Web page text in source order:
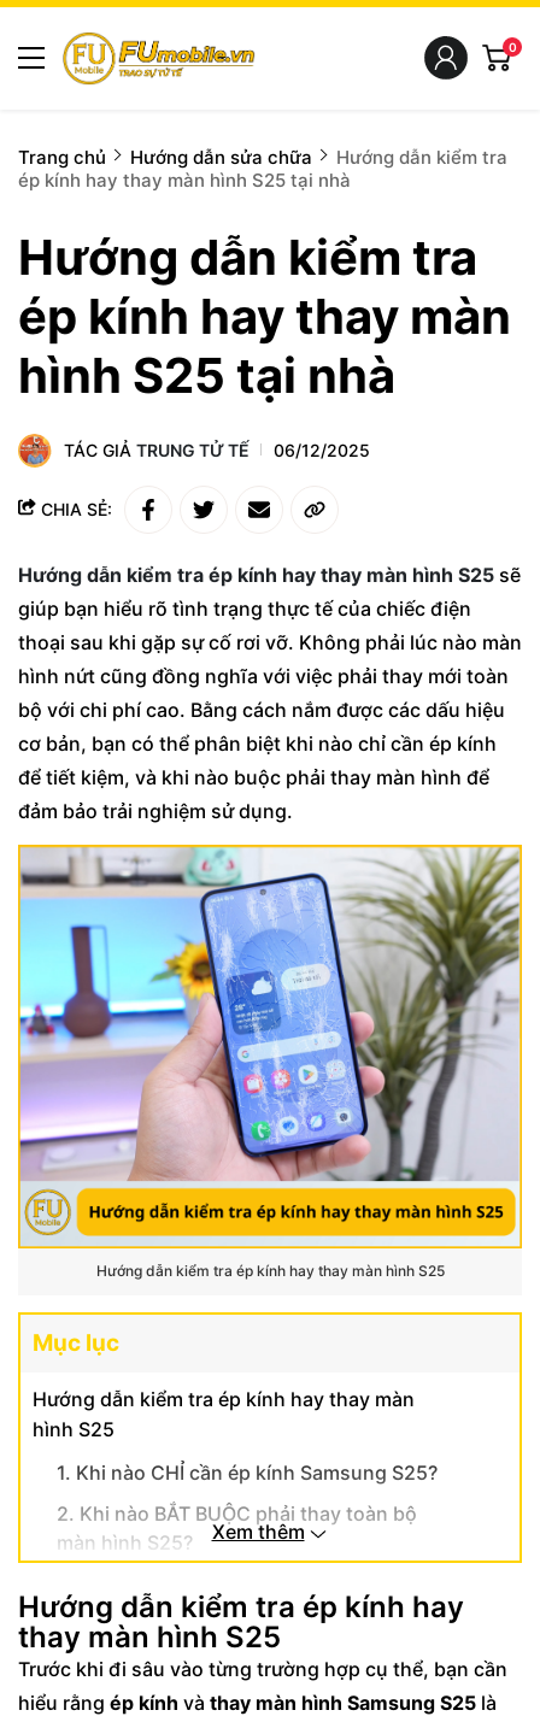
0
Trang chủ Hướng dẫn sửa chữa
Hướng dẫn kiểm tra
ép kính hay thay màn hình S25 tại nhà
Hướng dẫn kiểm tra
ép kính hay thay màn
hình S25 tại nhà
TÁC GIẢ TRUNG TỬ TẾ 06/12/2025
CHIA SẺ:
Hướng dẫn kiểm tra ép kính hay thay màn hình S25 sẽ
giúp bạn hiểu rõ tình trạng thực tế của chiếc điện
thoại sau khi gặp sự cố rơi vỡ. Không phải lúc nào màn
hình nứt cũng đồng nghĩa với việc phải thay mới toàn
bộ với chi phí cao. Bằng cách nắm được các dấu hiệu
cơ bản, bạn có thể phân biệt khi nào chỉ cần ép kính
để tiết kiệm, và khi nào buộc phải thay màn hình để
đảm bảo trải nghiệm sử dụng.
Hướng dẫn kiểm tra ép kính hay thay màn hình S25
Mục lục
Hướng dẫn kiểm tra ép kính hay thay màn
hình S25
1. Khi nào CHỈ cần ép kính Samsung S25?
2. Khi nào BẮT BUỘC phải thay toàn bộ
màn hình S25?
S25 tại nhà
Vậy nên ép kính hay thay màn hình Samsung
Galaxy S25?
Xem thêm
Hướng dẫn kiểm tra ép kính hay
thay màn hình S25
Trước khi đi sâu vào từng trường hợp cụ thể, bạn cần
hiểu rằng ép kính và thay màn hình Samsung S25 là